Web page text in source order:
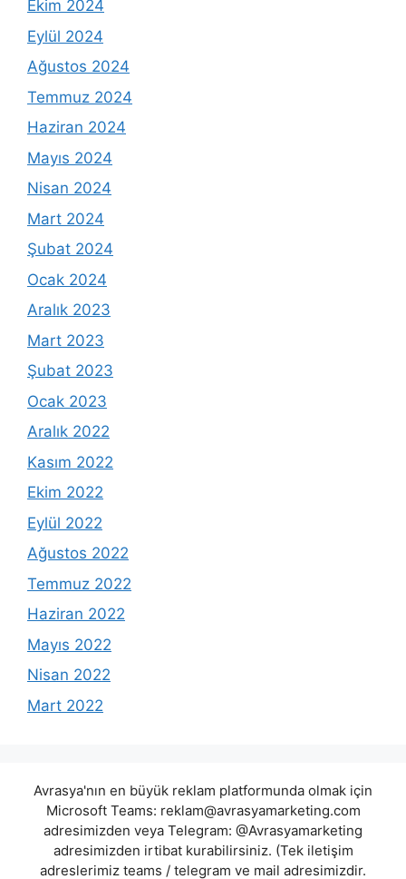
Ekim 2024
Eylül 2024
Ağustos 2024
Temmuz 2024
Haziran 2024
Mayıs 2024
Nisan 2024
Mart 2024
Şubat 2024
Ocak 2024
Aralık 2023
Mart 2023
Şubat 2023
Ocak 2023
Aralık 2022
Kasım 2022
Ekim 2022
Eylül 2022
Ağustos 2022
Temmuz 2022
Haziran 2022
Mayıs 2022
Nisan 2022
Mart 2022
Avrasya'nın en büyük reklam platformunda olmak için
Microsoft Teams: reklam@avrasyamarketing.com
adresimizden veya Telegram: @Avrasyamarketing
adresimizden irtibat kurabilirsiniz. (Tek iletişim
adreslerimiz teams / telegram ve mail adresimizdir.